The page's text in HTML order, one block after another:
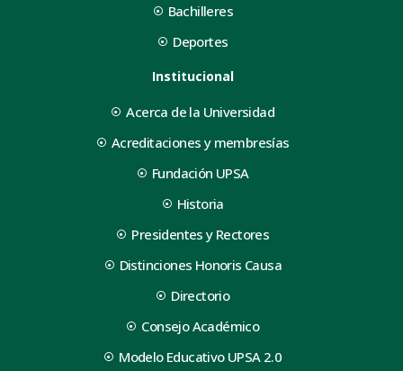
Bachilleres
Deportes
Institucional
Acerca de la Universidad
Acreditaciones y membresías
Fundación UPSA
Historia
Presidentes y Rectores
Distinciones Honoris Causa
Directorio
Consejo Académico
Modelo Educativo UPSA 2.0